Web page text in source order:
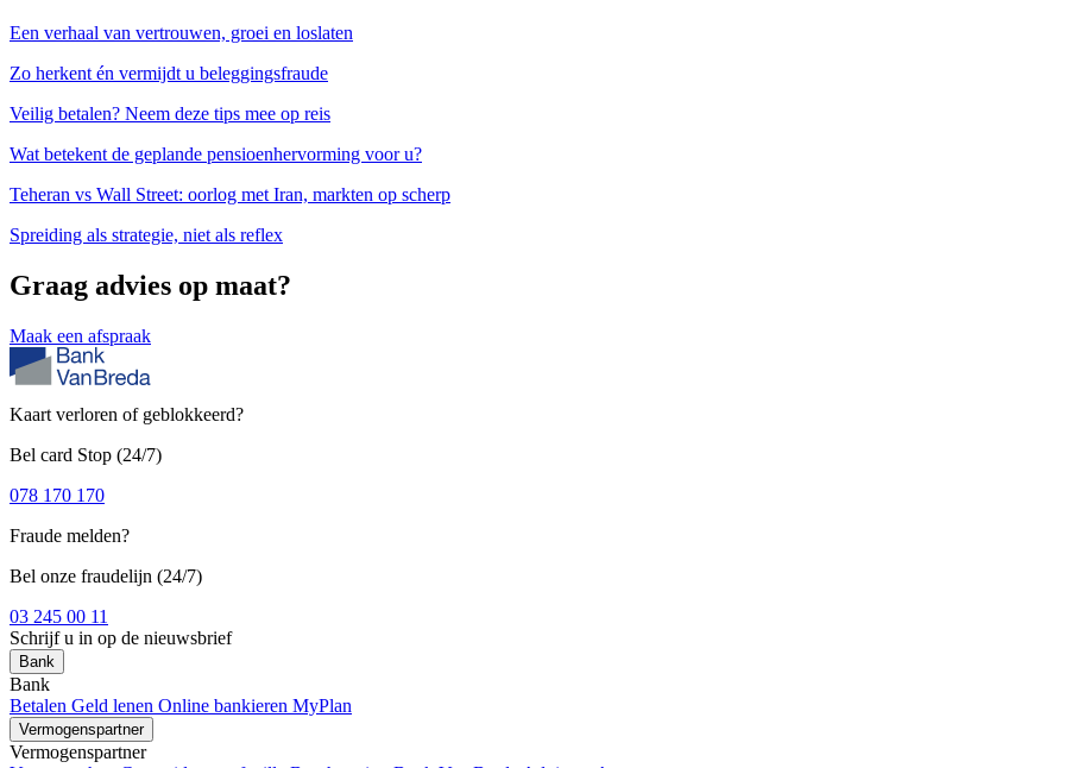
Een verhaal van vertrouwen, groei en loslaten
Zo herkent én vermijdt u beleggingsfraude
Veilig betalen? Neem deze tips mee op reis
Wat betekent de geplande pensioenhervorming voor u?
Teheran vs Wall Street: oorlog met Iran, markten op scherp
Spreiding als strategie, niet als reflex
Graag advies op maat?
Maak een afspraak
Kaart verloren of geblokkeerd?
Bel card Stop (24/7)
078 170 170
Fraude melden?
Bel onze fraudelijn (24/7)
03 245 00 11
Schrijf u in op de nieuwsbrief
Bank
Bank
Betalen Geld lenen Online bankieren MyPlan
Vermogenspartner
Vermogenspartner